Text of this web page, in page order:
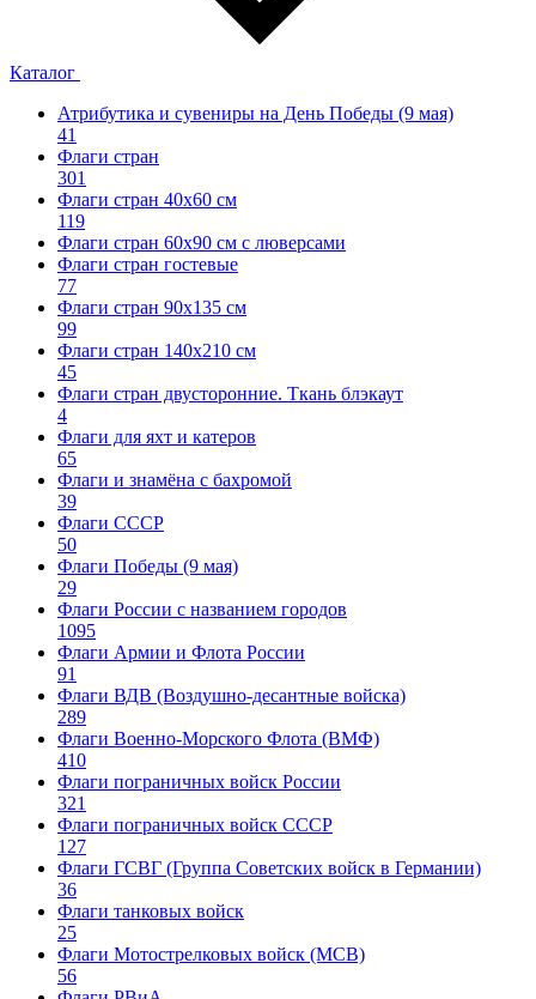
Каталог
Атрибутика и сувениры на День Победы (9 мая)
41
Флаги стран
301
Флаги стран 40х60 см
119
Флаги стран 60x90 см с люверсами
Флаги стран гостевые
77
Флаги стран 90х135 см
99
Флаги стран 140х210 см
45
Флаги стран двусторонние. Ткань блэкаут
4
Флаги для яхт и катеров
65
Флаги и знамёна с бахромой
39
Флаги СССР
50
Флаги Победы (9 мая)
29
Флаги России с названием городов
1095
Флаги Армии и Флота России
91
Флаги ВДВ (Воздушно-десантные войска)
289
Флаги Военно-Морского Флота (ВМФ)
410
Флаги пограничных войск России
321
Флаги пограничных войск СССР
127
Флаги ГСВГ (Группа Советских войск в Германии)
36
Флаги танковых войск
25
Флаги Мотострелковых войск (МСВ)
56